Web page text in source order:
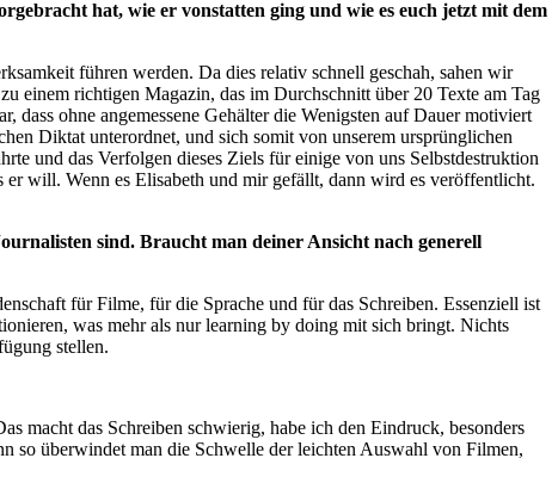
hat, wie er vonstatten ging und wie es euch jetzt mit dem
führen werden. Da dies relativ schnell geschah, sahen wir
einem richtigen Magazin, das im Durchschnitt über 20 Texte am Tag
ohne angemessene Gehälter die Wenigsten auf Dauer motiviert
Diktat unterordnet, und sich somit von unserem ursprünglichen
und das Verfolgen dieses Ziels für einige von uns Selbstdestruktion
will. Wenn es Elisabeth und mir gefällt, dann wird es veröffentlicht.
sind. Braucht man deiner Ansicht nach generell
für Filme, für die Sprache und für das Schreiben. Essenziell ist
was mehr als nur learning by doing mit sich bringt. Nichts
stellen.
macht das Schreiben schwierig, habe ich den Eindruck, besonders
so überwindet man die Schwelle der leichten Auswahl von Filmen,